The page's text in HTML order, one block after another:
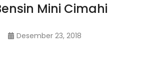
Mini Cimahi
Desember 23, 2018